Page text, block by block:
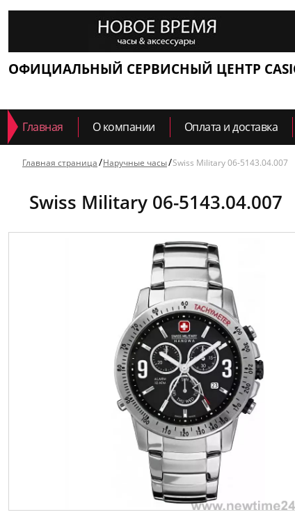
ОФИЦИАЛЬНЫЙ СЕРВИСНЫЙ ЦЕНТР
Главная О компании Оплата и доставка
Главная страница Наручные часы Swiss Military 06-5143.04.007
Swiss Military 06-5143.04.007